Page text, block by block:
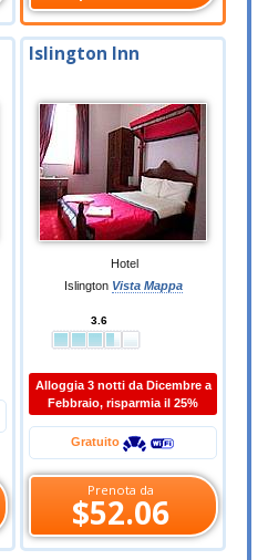
Islington Inn
Hotel
Islington Vista Mappa
3.6
Alloggia 3 notti da Dicembre a
Febbraio, risparmia il 25%
Gratuito
Prenota da
$52.06